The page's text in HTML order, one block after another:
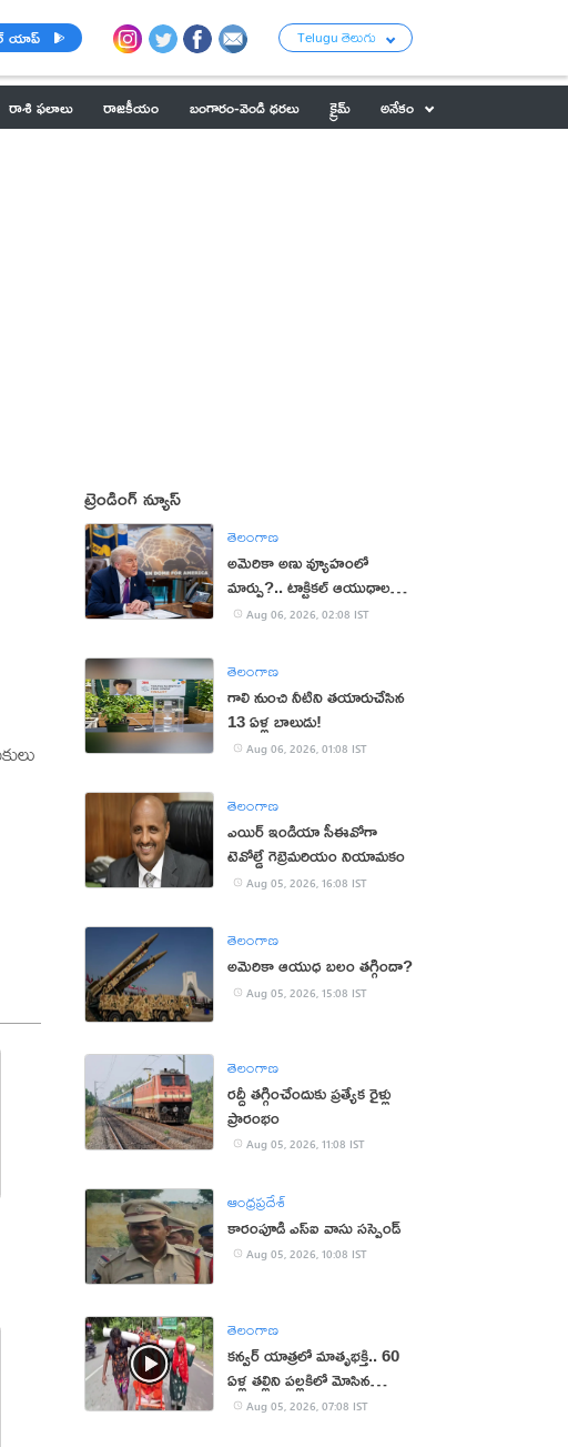
యాప్ Telugu తెలుగు
రాశి ఫలాలు రాజకీయం బంగారం-వెండి ధరలు క్రైమ్
అనేకం
ట్రెండింగ్ న్యూస్
తెలంగాణ
అమెరికా అణు వ్యూహంలో
మార్పు?.. టాక్టికల్ ఆయుధాలకు
ప్రాధాన్యం!
Aug 06, 2026, 02:08 IST
తెలంగాణ
గాలి నుంచి నీటిని తయారుచేసిన
13 ఏళ్ల బాలుడు!
Aug 06, 2026, 01:08 IST
తెలంగాణ
ఎయిర్ ఇండియా సీఈవోగా
టెవోల్డే గెబ్రెమరియం నియామకం
Aug 05, 2026, 16:08 IST
తెలంగాణ
అమెరికా ఆయుధ బలం తగ్గిందా?
Aug 05, 2026, 15:08 IST
తెలంగాణ
రద్దీ తగ్గించేందుకు ప్రత్యేక రైళ్లు
ప్రారంభం
Aug 05, 2026, 11:08 IST
ఆంధ్రప్రదేశ్
కారంపూడి ఎస్ఐ వాసు స‌స్పెండ్‌
Aug 05, 2026, 10:08 IST
తెలంగాణ
కన్వర్ యాత్రలో మాతృభక్తి.. 60
ఏళ్ల తల్లిని పల్లకిలో మోసిన
కొడుకు, కోడలు!
Aug 05, 2026, 07:08 IST